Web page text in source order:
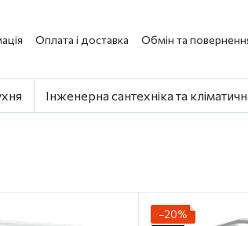
Оплата і доставка Обмін та
Інженерна сантехніка та
−20%